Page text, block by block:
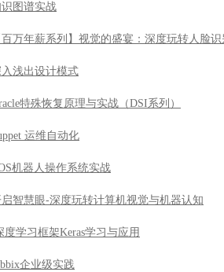
识图谱实战
百万年薪系列】视觉的盛宴：深度玩转人脸识
入浅出设计模式
特殊恢复原理与实战（DSI系列）
运维自动化
机器人操作系统实战
启智慧眼-深度玩转计算机视觉与机器认知
度学习框架Keras学习与应用
企业级实践